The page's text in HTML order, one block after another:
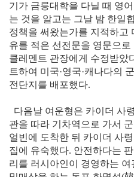
기가 금릉대학을 다닐 때 영
는 것을 알고는 그날 밤 한일
정책을 써왔는가를 지적하고
유를 적은 선전문을 영문으
클레멘트 관장에게 수정받았
트하여 미국·영국·캐나다의
전단지를 배포했다.
다음날 여운형은 카이더 사
관을 따라 기차역으로 가서
얼빈에 도착한 뒤 카이더 사
집에 유숙했다. 안전하다는
리를 러시아인이 경영하는